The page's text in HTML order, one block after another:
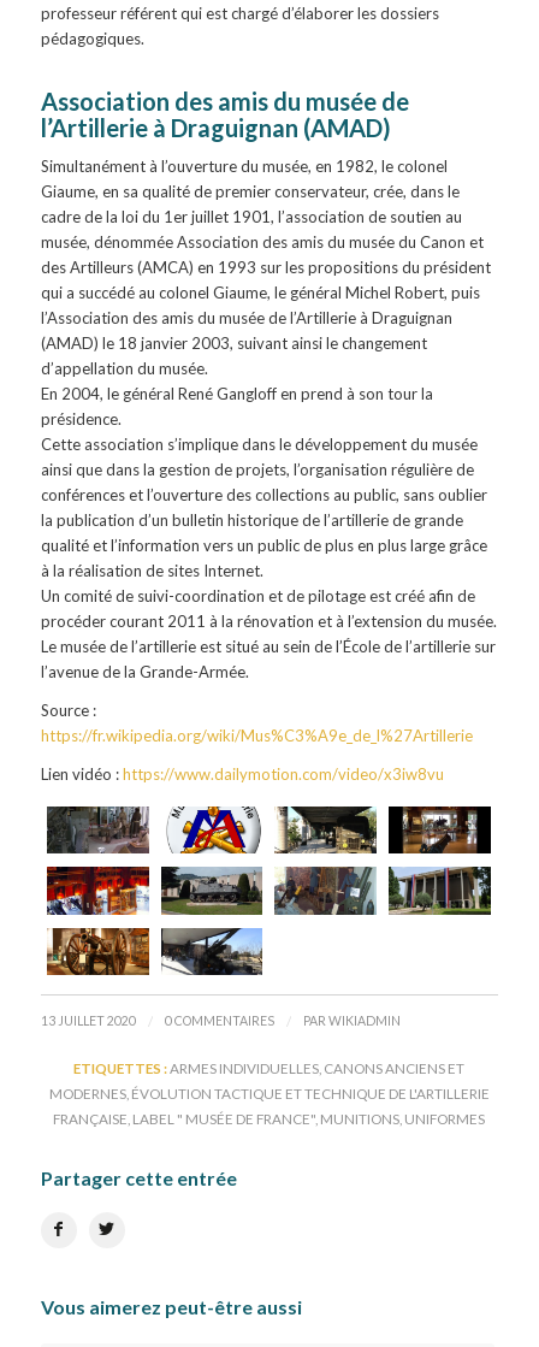
professeur référent qui est chargé d’élaborer les dossiers
pédagogiques.
Association des amis du musée de
l’Artillerie à Draguignan (AMAD)
Simultanément à l’ouverture du musée, en 1982, le colonel
Giaume, en sa qualité de premier conservateur, crée, dans le
cadre de la loi du 1er juillet 1901, l’association de soutien au
musée, dénommée Association des amis du musée du Canon et
des Artilleurs (AMCA) en 1993 sur les propositions du président
qui a succédé au colonel Giaume, le général Michel Robert, puis
l’Association des amis du musée de l’Artillerie à Draguignan
(AMAD) le 18 janvier 2003, suivant ainsi le changement
d’appellation du musée.
En 2004, le général René Gangloff en prend à son tour la
présidence.
Cette association s’implique dans le développement du musée
ainsi que dans la gestion de projets, l’organisation régulière de
conférences et l’ouverture des collections au public, sans oublier
la publication d’un bulletin historique de l’artillerie de grande
qualité et l’information vers un public de plus en plus large grâce
à la réalisation de sites Internet.
Un comité de suivi-coordination et de pilotage est créé afin de
procéder courant 2011 à la rénovation et à l’extension du musée.
Le musée de l’artillerie est situé au sein de l’École de l’artillerie sur
l’avenue de la Grande-Armée.
Source :
https://fr.wikipedia.org/wiki/Mus%C3%A9e_de_l%27Artillerie
Lien vidéo :https://www.dailymotion.com/video/x3iw8vu
13 JUILLET 2020 / 0 COMMENTAIRES / PAR WIKIADMIN
ETIQUETTES :ARMES INDIVIDUELLES CANONS ANCIENS ET
MODERNES, ÉVOLUTION TACTIQUE ET TECHNIQUE DE L'ARTILLERIE
FRANÇAISE LABEL " MUSÉE DE FRANCE" MUNITIONS UNIFORMES
Partager cette entrée
Vous aimerez peut-être aussi